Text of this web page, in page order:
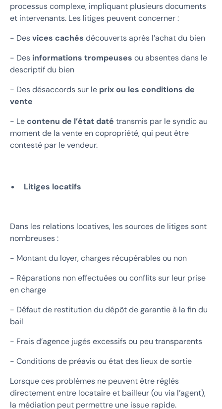
processus complexe, impliquant plusieurs documents
et intervenants. Les litiges peuvent concerner :
- Desvices cachés découverts après l’achat du bien
- Des informations trompeuses ou absentes dans le
descriptif du bien
- Des désaccords sur le prix ou les conditions de
vente
- Lecontenu de l’état daté transmis par le syndic au
moment de la vente en copropriété, qui peut être
contesté par le vendeur.
Litiges locatifs
Dans les relations locatives, les sources de litiges sont
nombreuses :
- Montant du loyer, charges récupérables ou non
- Réparations non effectuées ou conflits sur leur prise
en charge
- Défaut de restitution du dépôt de garantie à la fin du
bail
- Frais d’agence jugés excessifs ou peu transparents
- Conditions de préavis ou état des lieux de sortie
Lorsque ces problèmes ne peuvent être réglés
directement entre locataire et bailleur (ou via l’agent),
la médiation peut permettre une issue rapide.